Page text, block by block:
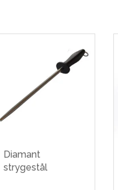
Diamant
strygestål